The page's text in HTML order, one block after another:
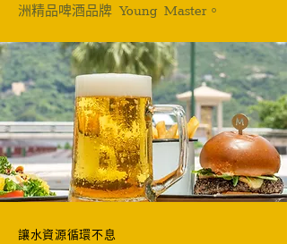
洲精品啤酒品牌 Young Master。
讓水資源循環不息